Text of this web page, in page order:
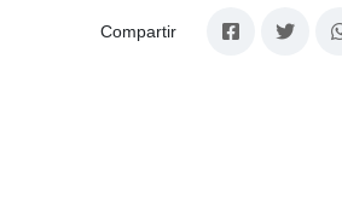
Compartir